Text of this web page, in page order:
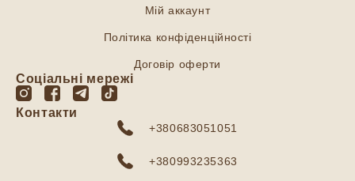
Мій аккаунт
Політика конфіденційності
Договір оферти
Соціальні мережі
Контакти
+380683051051
+380993235363